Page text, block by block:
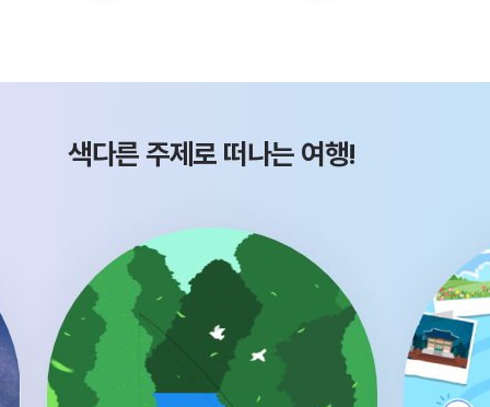
색다른 주제로 떠나는 여행!